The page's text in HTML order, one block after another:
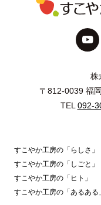
株
〒812-0039 福
TEL 092-
すこやか工房の「らしさ」
すこやか工房の「しごと」
すこやか工房の「ヒト」
すこやか工房の「あるある」